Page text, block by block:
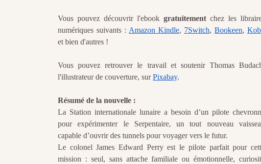
Vous pouvez découvrir l'ebook gratuitement chez les
numériques suivants : Amazon Kindle, 7Switch, Bookeen,
et bien d'autres !
Vous pouvez retrouver le travail et soutenir Thomas
l'illustrateur de couverture, surPixabay.
Résumé de la nouvelle :
La Station internationale lunaire a besoin d’un pilote
pour expérimenter le Serpentaire, un tout nouveau
capable d’ouvrir des tunnels pour voyager vers le futur.
Le colonel James Edward Perry est le pilote parfait pour
mission : seul, sans attache familiale ou émotionnelle,